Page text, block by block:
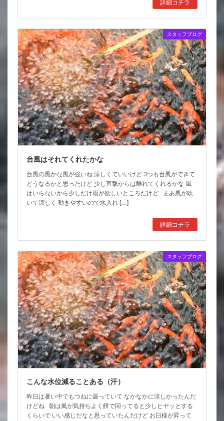
詳細コチラ
スタッフブログ
台風はそれてくれたかな
台風の風かな風が強いね 涼しくていいけど 3つも台風ができて
どうなるかと思ったけど 少し直撃からは離れてくれるかな 風
はいらないから少しだけ雨が欲しいところだけど まあ風が吹
いて涼しく 動きやすいので水入れ […]
詳細コチラ
スタッフブログ
こんな水位減ることある（汗）
昨日は暑い中でもつねに曇っていて なかなかに涼しかったんだ
けどね 朝は風が気持ちよく餌で回ってると少しヒヤッとする
くらいで いい感じだなと思っていたんだけど お日様が昇って